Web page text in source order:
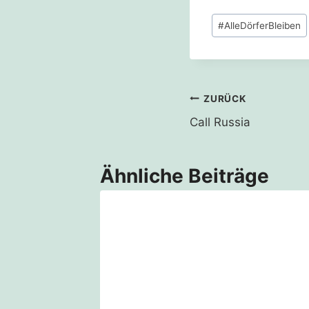
Schlagworte:
#AlleDörferBleiben
ZURÜCK
Call Russia
Ähnliche Beiträge